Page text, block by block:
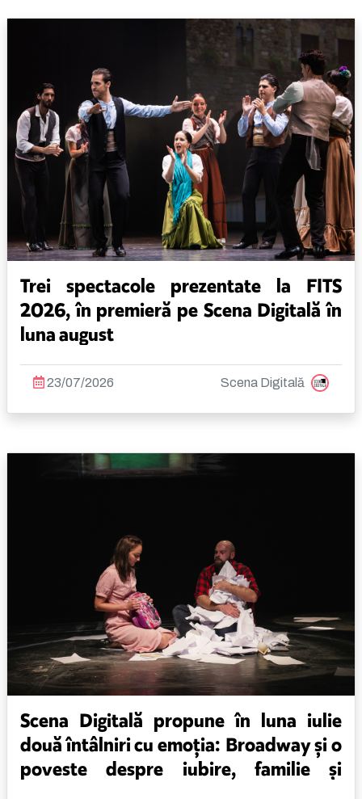
Trei spectacole prezentate la FITS
2026, în premieră pe Scena Digitală în
luna august
23/07/2026 Scena Digitală
Scena Digitală propune în luna iulie
două întâlniri cu emoția: Broadway și o
poveste despre iubire, familie și